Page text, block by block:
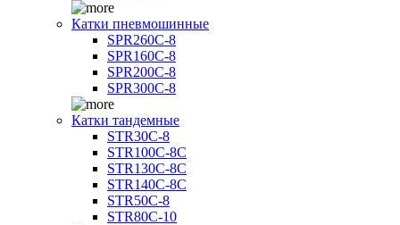
Катки пневмошинные
SPR260C-8
SPR160C-8
SPR200C-8
SPR300C-8
Катки тандемные
STR30C-8
STR100C-8С
STR130C-8С
STR140C-8С
STR50C-8
STR80C-10